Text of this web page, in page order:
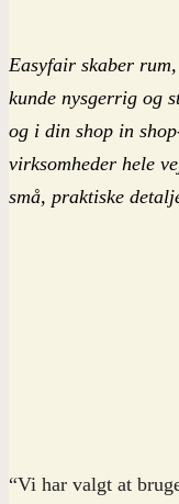
Easyfair skaber
kunde nysgerrig og
og i din shop in
virksomheder hele
små, praktiske
“Vi har valgt at